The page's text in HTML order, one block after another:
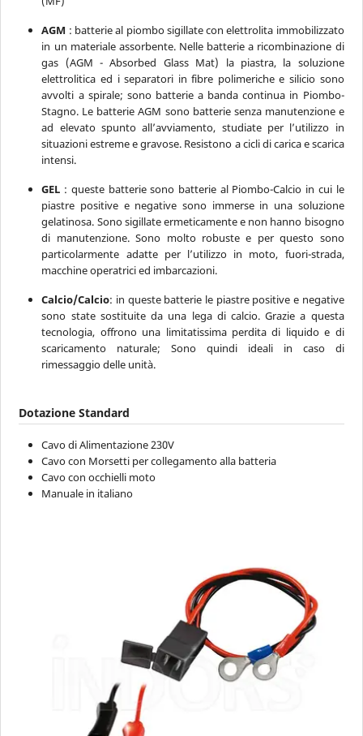
AGM : batterie al piombo sigillate con elettrolita immobilizzato
in un materiale assorbente. Nelle batterie a ricombinazione di
gas (AGM - Absorbed Glass Mat) la piastra, la soluzione
elettrolitica ed i separatori in fibre polimeriche e silicio sono
avvolti a spirale; sono batterie a banda continua in Piombo-
Stagno. Le batterie AGM sono batterie senza manutenzione e
ad elevato spunto all’avviamento, studiate per l’utilizzo in
situazioni estreme e gravose. Resistono a cicli di carica e scarica
intensi.
GEL : queste batterie sono batterie al Piombo-Calcio in cui le
piastre positive e negative sono immerse in una soluzione
gelatinosa. Sono sigillate ermeticamente e non hanno bisogno
di manutenzione. Sono molto robuste e per questo sono
particolarmente adatte per l’utilizzo in moto, fuori-strada,
macchine operatrici ed imbarcazioni.
Calcio/Calcio: in queste batterie le piastre positive e negative
sono state sostituite da una lega di calcio. Grazie a questa
tecnologia, offrono una limitatissima perdita di liquido e di
scaricamento naturale; Sono quindi ideali in caso di
rimessaggio delle unità.
Dotazione Standard
Cavo di Alimentazione 230V
Cavo con Morsetti per collegamento alla batteria
Cavo con occhielli moto
Manuale in italiano